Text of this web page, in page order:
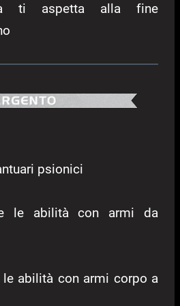
ti aspetta alla fine
psionici
le abilità con armi da
abilità con armi corpo a